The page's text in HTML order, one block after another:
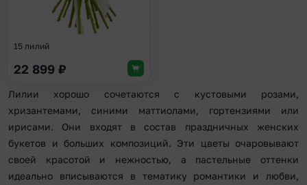
15 лилий
22 899 ₽
Лилии хорошо сочетаются с кустовыми розами,
хризантемами, синими маттиолами, гортензиями или
ирисами. Они входят в состав праздничных женских
букетов и больших композиций. Эти цветы очаровывают
своей красотой и нежностью, а пастельные оттенки
идеально вписываются в тематику романтики и любви,